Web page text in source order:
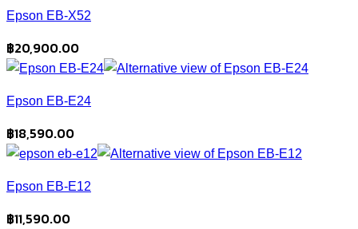
Epson EB-X52
฿20,900.00
Epson EB-E24
฿18,590.00
Epson EB-E12
฿11,590.00